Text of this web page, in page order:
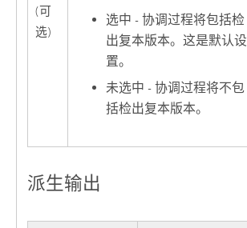
(可
选)
选中 - 协调过程将包括检
出复本版本。这是默认设
置。
未选中 - 协调过程将不包
括检出复本版本。
派生输出